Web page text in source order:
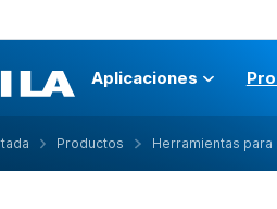
Aplicaciones
Productos Herramientas